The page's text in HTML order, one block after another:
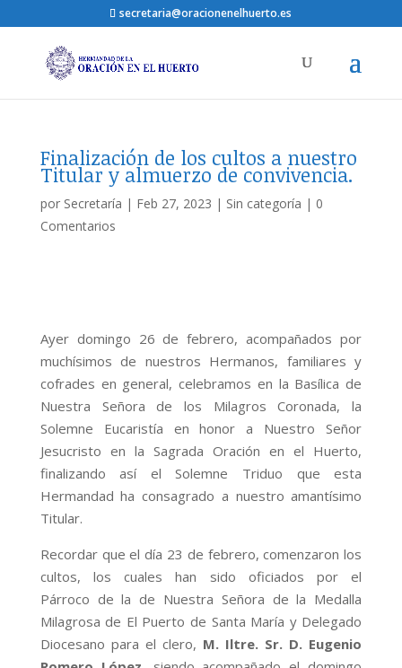
secretaria@oracionenelhuerto.es
Finalización de los cultos a nuestro
Titular y almuerzo de convivencia.
por Secretaría | Feb 27, 2023 | Sin categoría | 0
Comentarios
Ayer domingo 26 de febrero, acompañados por
muchísimos de nuestros Hermanos, familiares y
cofrades en general, celebramos en la Basílica de
Nuestra Señora de los Milagros Coronada, la
Solemne Eucaristía en honor a Nuestro Señor
Jesucristo en la Sagrada Oración en el Huerto,
finalizando así el Solemne Triduo que esta
Hermandad ha consagrado a nuestro amantísimo
Titular.
Recordar que el día 23 de febrero, comenzaron los
cultos, los cuales han sido oficiados por el
Párroco de la de Nuestra Señora de la Medalla
Milagrosa de El Puerto de Santa María y Delegado
Diocesano para el clero, M. Iltre. Sr. D. Eugenio